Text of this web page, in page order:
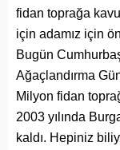
fidan toprağa
için adamız için
Bugün
Ağaçlandırma
Milyon fidan
2003 yılında
kaldı. Hepiniz